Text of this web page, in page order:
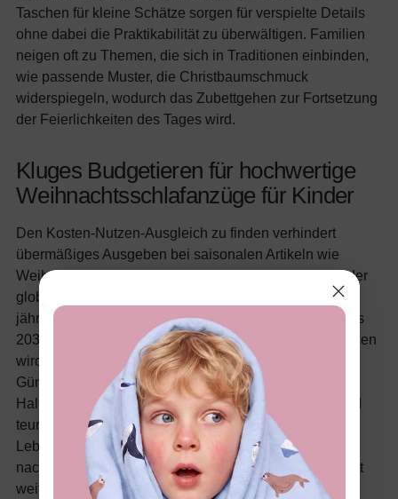
Taschen für kleine Schätze sorgen für verspielte Details
ohne dabei die Praktikabilität zu überwältigen. Familien
neigen oft zu Themen, die sich in Traditionen einbinden,
wie passende Muster, die Christbaumschmuck
widerspiegeln, wodurch das Zubettgehen zur Fortsetzung
der Feierlichkeiten des Tages wird.
Kluges Budgetieren für hochwertige
Weihnachtsschlafanzüge für Kinder
Den Kosten-Nutzen-Ausgleich zu finden verhindert
übermäßiges Ausgeben bei saisonalen Artikeln wie
Weihnachtsschlafanzügen. Marktdaten zeigen, dass der
globale Schlafanzugsektor mit einer durchschnittlichen
jährlichen Wachstumsrate von 3,9 % expandiert und bis
2034 voraussichtlich auf 23,4 Milliarden USD anwachsen
wird, teilweise getrieben von der Urlaubs-Nachfrage.
Günstige Optionen von Mittelklassemarken bieten
Haltbarkeit, ohne an Funktionen einzusparen, während
teurere Premiumsets verstärkte Nähte für längere
Lebensdauer enthalten können. Das Ausschau halten
nach Sonderangeboten oder Bündeln kann das Budget
weiter strecken, sodass festliche Schlafkleidung in die